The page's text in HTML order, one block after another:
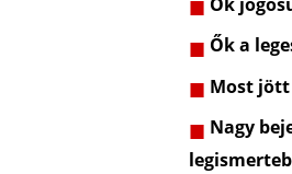
Ők a
Most jött
Nagy